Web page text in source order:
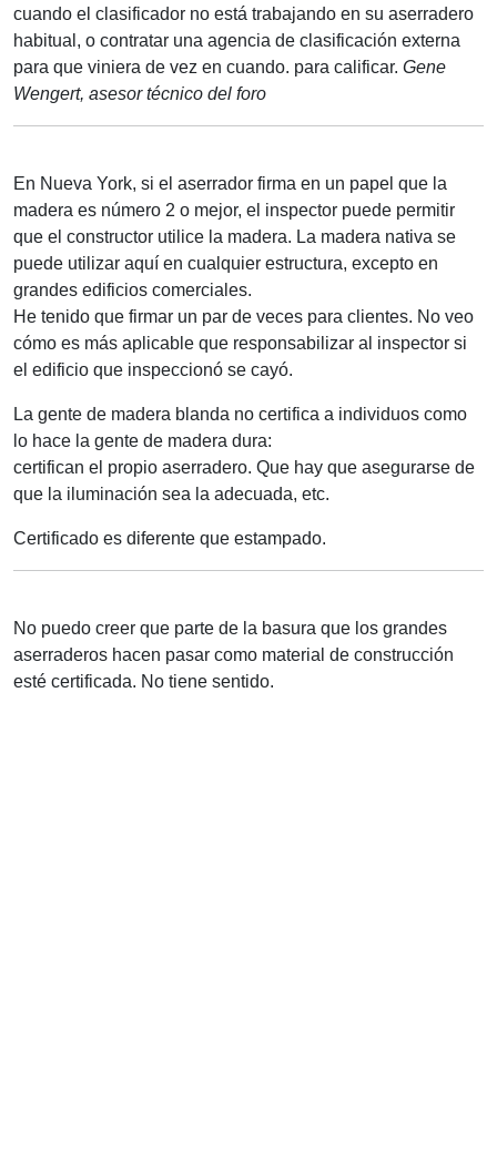
cuando el clasificador no está trabajando en su aserradero
habitual, o contratar una agencia de clasificación externa
para que viniera de vez en cuando. para calificar. Gene
Wengert, asesor técnico del foro
En Nueva York, si el aserrador firma en un papel que la
madera es número 2 o mejor, el inspector puede permitir
que el constructor utilice la madera. La madera nativa se
puede utilizar aquí en cualquier estructura, excepto en
grandes edificios comerciales.
He tenido que firmar un par de veces para clientes. No veo
cómo es más aplicable que responsabilizar al inspector si
el edificio que inspeccionó se cayó.
La gente de madera blanda no certifica a individuos como
lo hace la gente de madera dura:
certifican el propio aserradero. Que hay que asegurarse de
que la iluminación sea la adecuada, etc.
Certificado es diferente que estampado.
No puedo creer que parte de la basura que los grandes
aserraderos hacen pasar como material de construcción
esté certificada. No tiene sentido.